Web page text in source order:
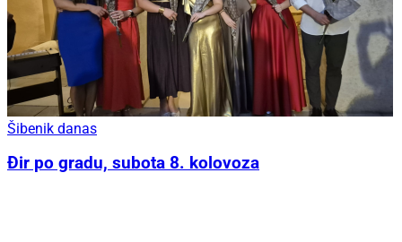
Šibenik danas
Đir po gradu, subota 8. kolovoza